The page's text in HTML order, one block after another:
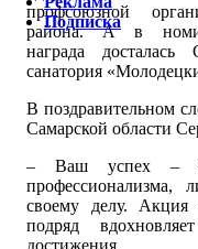
профсоюзной
района. А в
награда досталась
санатория
В поздравительном
Самарской области
– Ваш успех –
профессионализма,
своему делу.
подряд
Подписка